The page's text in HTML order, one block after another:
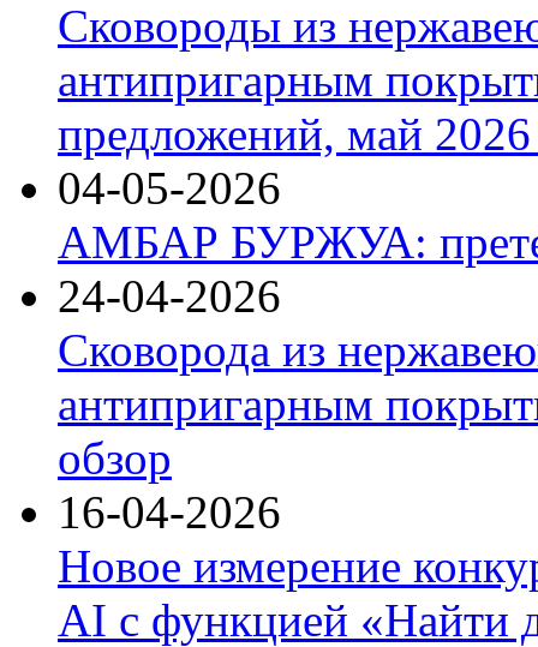
Сковороды из
антипригарным
предложений, май 2026
04-05-2026
АМБАР БУРЖУА:
24-04-2026
Сковорода из
антипригарным
обзор
16-04-2026
Новое измерение
AI с функцией «Найти